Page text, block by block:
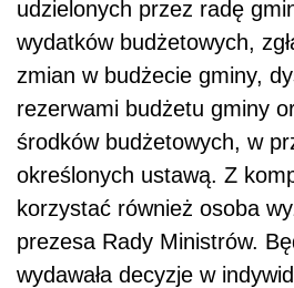
udzielonych przez radę
wydatków budżetowych,
zmian w budżecie gminy,
rezerwami budżetu gminy
środków budżetowych, w
określonych ustawą. Z
korzystać również osoba
prezesa Rady Ministrów.
wydawała decyzje w